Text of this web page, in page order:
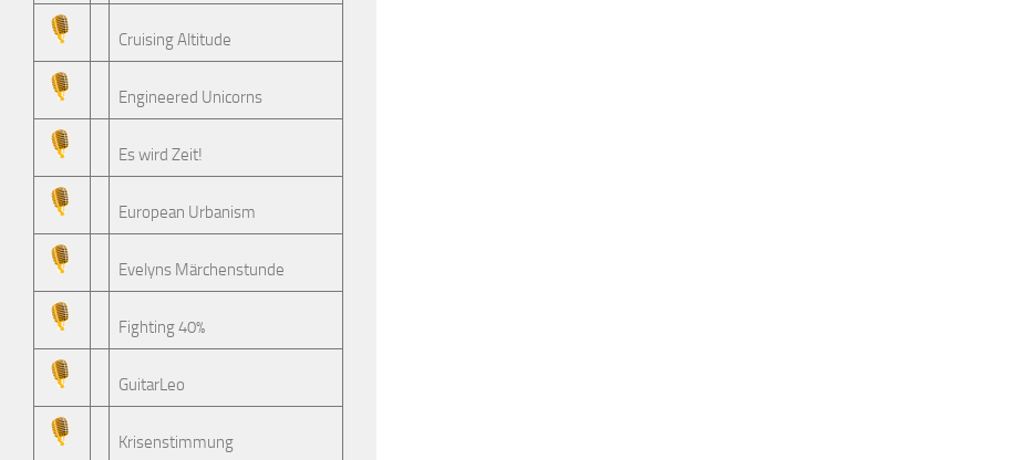
Cruising Altitude
Engineered Unicorns
Es wird Zeit!
European Urbanism
Evelyns Märchenstunde
Fighting 40%
GuitarLeo
Krisenstimmung